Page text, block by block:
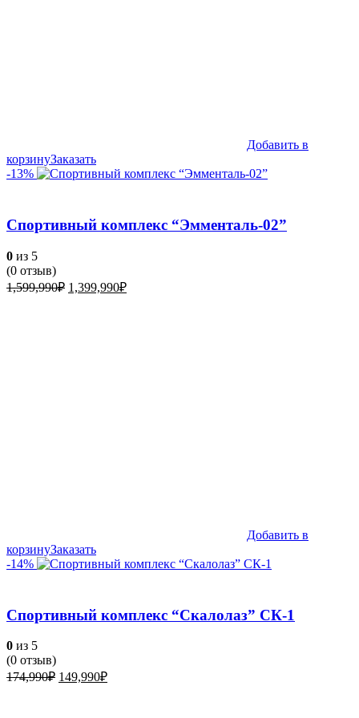
Добавить в
корзинуЗаказать
-13%
Спортивный комплекс “Эмменталь-02”
0 из 5
(0 отзыв)
1,599,990₽ Первоначальная
1,399,990₽Текущая
Добавить в
корзинуЗаказать
-14%
Спортивный комплекс “Скалолаз” СК-1
0 из 5
(0 отзыв)
174,990₽ Первоначальная
149,990₽Текущая